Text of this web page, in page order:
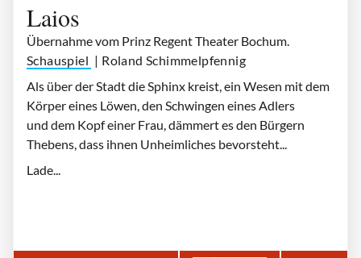
Laios
Übernahme vom Prinz Regent Theater Bochum.
Schauspiel | Roland Schimmelpfennig
Als über der Stadt die Sphinx kreist, ein Wesen mit dem
Körper eines Löwen, den Schwingen eines Adlers
und dem Kopf einer Frau, dämmert es den Bürgern
Thebens, dass ihnen Unheimliches bevorsteht...
Lade...